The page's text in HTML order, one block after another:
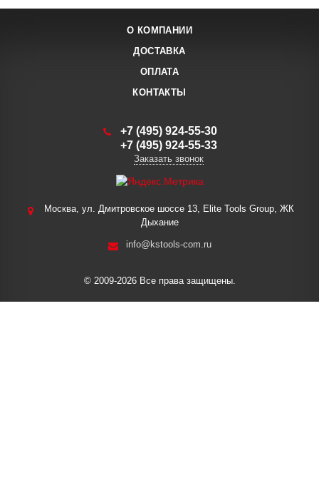
О КОМПАНИИ
ДОСТАВКА
ОПЛАТА
КОНТАКТЫ
+7 (495) 924-55-30
+7 (495) 924-55-33
Заказать звонок
Москва, ул. Дмитровское шоссе 13, Elite Tools Group, ЖК
Дыхание
info@kstools-com.ru
© 2009-2026 Все права защищены.